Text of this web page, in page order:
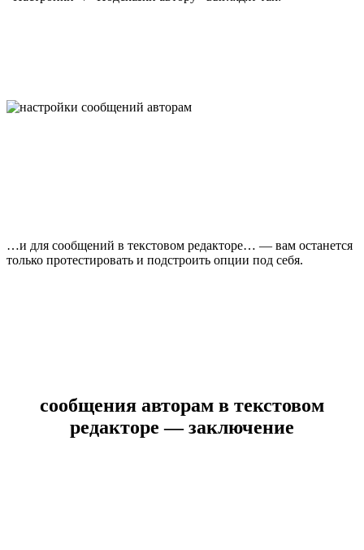
…и для сообщений в текстовом редакторе… — вам останется
только протестировать и подстроить опции под себя.
сообщения авторам в текстовом
редакторе — заключение